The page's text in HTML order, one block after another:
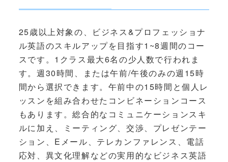
25歳以上対象の、ビジネス&プロフェッショナ
ル英語のスキルアップを目指す1~8週間のコー
スです。1クラス最大6名の少人数で行われま
す。週30時間、または午前/午後のみの週15時
間から選択できます。午前中の15時間と個人レ
ッスンを組み合わせたコンビネーションコース
もあります。総合的なコミュニケーションスキ
ルに加え、ミーティング、交渉、プレゼンテー
ション、Eメール、テレカンファレンス、電話
応対、異文化理解などの実用的なビジネス英語